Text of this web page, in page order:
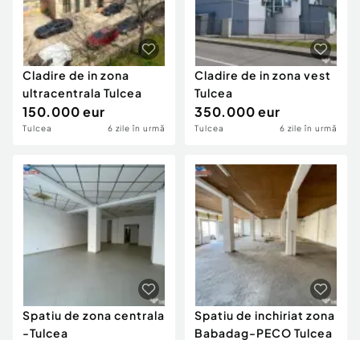
Cladire de in zona
ultracentrala Tulcea
150.000 eur
Tulcea 6 zile în urmă
Cladire de in zona vest
Tulcea
350.000 eur
Tulcea 6 zile în urmă
Spatiu de zona centrala
-Tulcea
Spatiu de inchiriat zona
Babadag-PECO Tulcea